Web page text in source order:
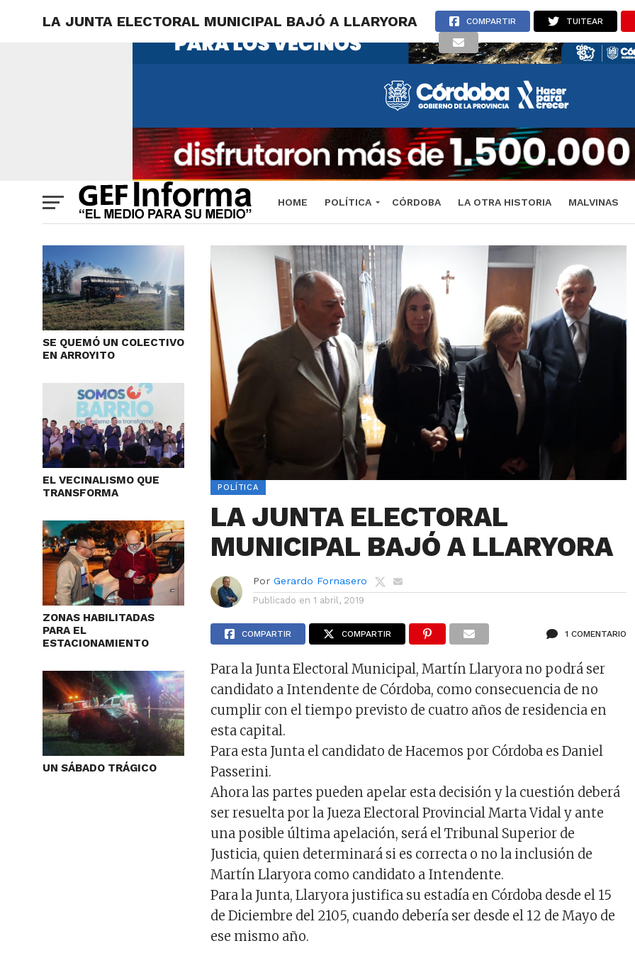
HOME POLÍTICA CÓRDOBA LA OTRA HISTORIA MALVINAS
LA JUNTA ELECTORAL MUNICIPAL BAJÓ A LLARYORA COMPARTIR TUITEAR
SE QUEMÓ UN COLECTIVO
EN ARROYITO
EL VECINALISMO QUE
TRANSFORMA
ZONAS HABILITADAS
PARA EL
ESTACIONAMIENTO
UN SÁBADO TRÁGICO
POLÍTICA
LA JUNTA ELECTORAL
MUNICIPAL BAJÓ A LLARYORA
Por Gerardo Fornasero
Publicado en 1 abril, 2019
COMPARTIR COMPARTIR 1 COMENTARIO
Para la Junta Electoral Municipal, Martín Llaryora no podrá ser
candidato a Intendente de Córdoba, como consecuencia de no
cumplir con el tiempo previsto de cuatro años de residencia en
esta capital.
Para esta Junta el candidato de Hacemos por Córdoba es Daniel
Passerini.
Ahora las partes pueden apelar esta decisión y la cuestión deberá
ser resuelta por la Jueza Electoral Provincial Marta Vidal y ante
una posible última apelación, será el Tribunal Superior de
Justicia, quien determinará si es correcta o no la inclusión de
Martín Llaryora como candidato a Intendente.
Para la Junta, Llaryora justifica su estadía en Córdoba desde el 15
de Diciembre del 2105, cuando debería ser desde el 12 de Mayo de
ese mismo año.